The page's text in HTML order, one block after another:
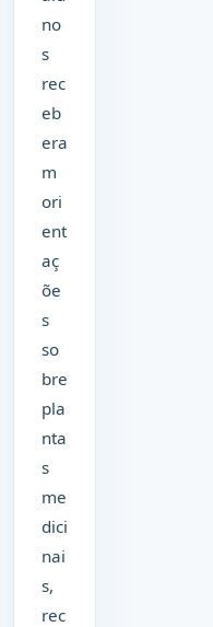
no
s
rec
eb
era
m
ori
ent
aç
õe
s
so
bre
pla
nta
s
me
dici
nai
s,
rec